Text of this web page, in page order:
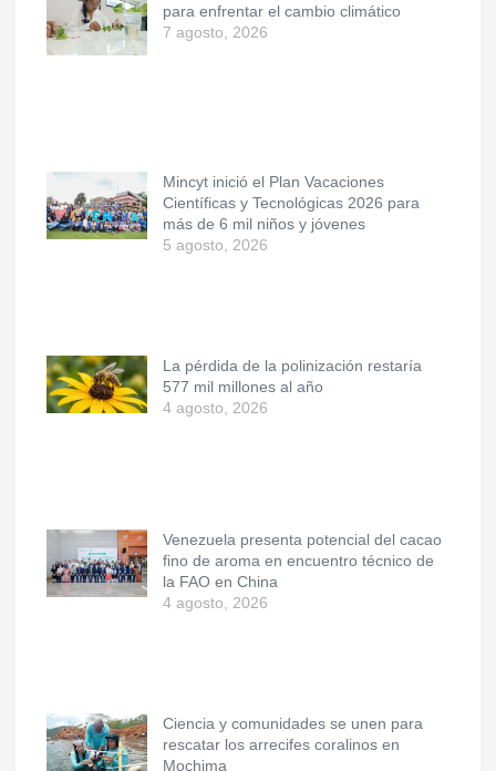
para enfrentar el cambio climático
7 agosto, 2026
Mincyt inició el Plan Vacaciones
Científicas y Tecnológicas 2026 para
más de 6 mil niños y jóvenes
5 agosto, 2026
La pérdida de la polinización restaría
577 mil millones al año
4 agosto, 2026
Venezuela presenta potencial del cacao
fino de aroma en encuentro técnico de
la FAO en China
4 agosto, 2026
Ciencia y comunidades se unen para
rescatar los arrecifes coralinos en
Mochima